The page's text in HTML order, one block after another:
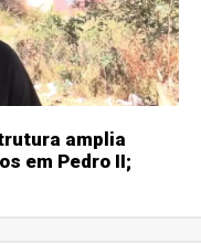
amplia
em Pedro II;